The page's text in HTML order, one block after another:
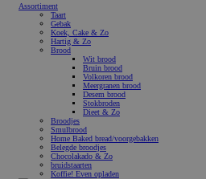
Assortiment
Taart
Gebak
Koek, Cake & Zo
Hartig & Zo
Brood
Wit brood
Bruin brood
Volkoren brood
Meergranen brood
Desem brood
Stokbroden
Dieet & Zo
Broodjes
Smulbrood
Home Baked bread/voorgebakken
Belegde broodjes
Chocolakado & Zo
bruidstaarten
Koffie! Even opladen